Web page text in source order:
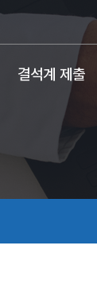
결석계 제출